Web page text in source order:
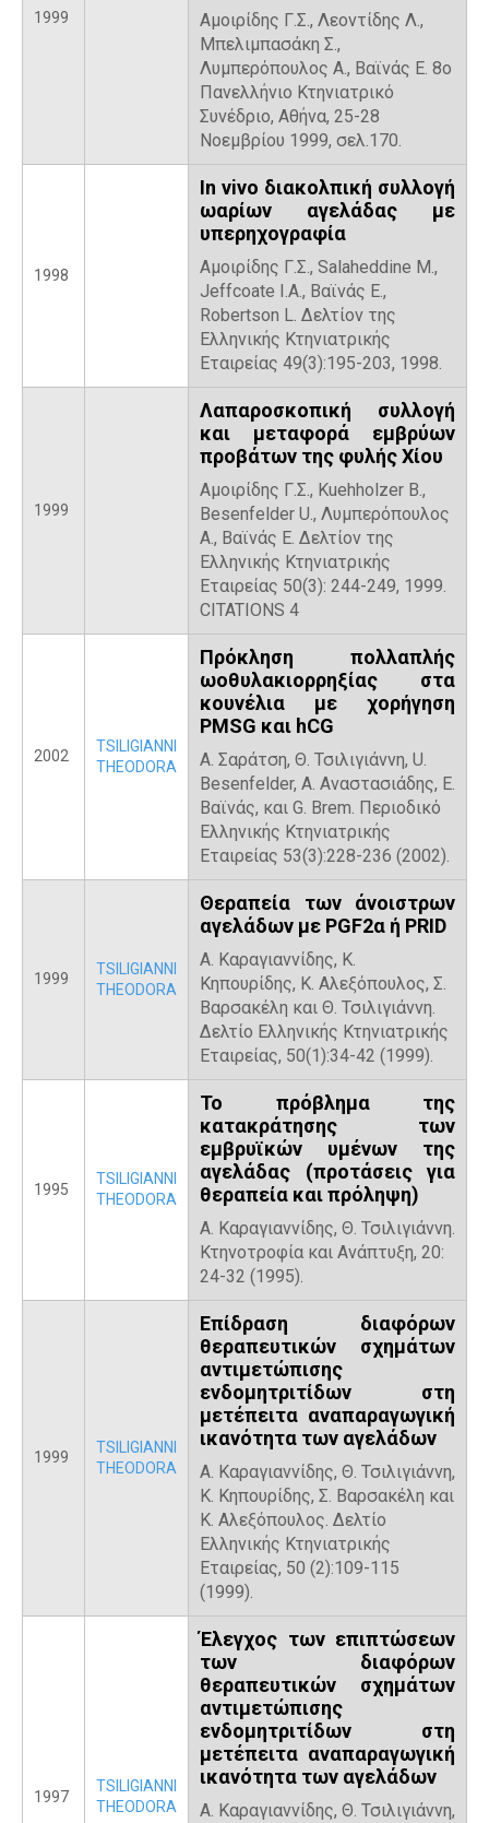
1999
Αμοιρίδης Γ.Σ., Λεοντίδης Λ.,
Μπελιμπασάκη Σ.,
Λυμπερόπουλος Α., Βαϊνάς Ε. 8ο
Πανελλήνιο Κτηνιατρικό
Συνέδριο, Αθήνα, 25-28
Νοεμβρίου 1999, σελ.170.
1998
In vivo διακολπική συλλογή
ωαρίων αγελάδας με
υπερηχογραφία
Αμοιρίδης Γ.Σ., Salaheddine M.,
Jeffcoate I.A., Βαϊνάς Ε.,
Robertson L. Δελτίον της
Ελληνικής Κτηνιατρικής
Εταιρείας 49(3):195-203, 1998.
1999
Λαπαροσκοπική συλλογή
και μεταφορά εμβρύων
προβάτων της φυλής Χίου
Αμοιρίδης Γ.Σ., Kuehholzer B.,
Besenfelder U., Λυμπερόπουλος
Α., Βαϊνάς Ε. Δελτίον της
Ελληνικής Κτηνιατρικής
Εταιρείας 50(3): 244-249, 1999.
CITATIONS 4
2002
TSILIGIANNI
THEODORA
Πρόκληση πολλαπλής
ωοθυλακιορρηξίας στα
κουνέλια με χορήγηση
PMSG και hCG
Α. Σαράτση, Θ. Τσιλιγιάννη, U.
Besenfelder, Α. Αναστασιάδης, Ε.
Βαϊνάς, και G. Brem. Περιοδικό
Ελληνικής Κτηνιατρικής
Εταιρείας 53(3):228-236 (2002).
1999
TSILIGIANNI
THEODORA
Θεραπεία των άνοιστρων
αγελάδων με PGF2α ή PRID
Α. Καραγιαννίδης, Κ.
Κηπουρίδης, Κ. Αλεξόπουλος, Σ.
Βαρσακέλη και Θ. Τσιλιγιάννη.
Δελτίο Ελληνικής Κτηνιατρικής
Εταιρείας, 50(1):34-42 (1999).
1995
TSILIGIANNI
THEODORA
Το πρόβλημα της
κατακράτησης των
εμβρυϊκών υμένων της
αγελάδας (προτάσεις για
θεραπεία και πρόληψη)
Α. Καραγιαννίδης, Θ. Τσιλιγιάννη.
Κτηνοτροφία και Ανάπτυξη, 20:
24-32 (1995).
1999
TSILIGIANNI
THEODORA
Επίδραση διαφόρων
θεραπευτικών σχημάτων
αντιμετώπισης
ενδομητριτίδων στη
μετέπειτα αναπαραγωγική
ικανότητα των αγελάδων
Α. Καραγιαννίδης, Θ. Τσιλιγιάννη,
Κ. Κηπουρίδης, Σ. Βαρσακέλη και
Κ. Αλεξόπουλος. Δελτίο
Ελληνικής Κτηνιατρικής
Εταιρείας, 50 (2):109-115
(1999).
1997
TSILIGIANNI
THEODORA
Έλεγχος των επιπτώσεων
των διαφόρων
θεραπευτικών σχημάτων
αντιμετώπισης
ενδομητριτίδων στη
μετέπειτα αναπαραγωγική
ικανότητα των αγελάδων
Α. Καραγιαννίδης, Θ. Τσιλιγιάννη,